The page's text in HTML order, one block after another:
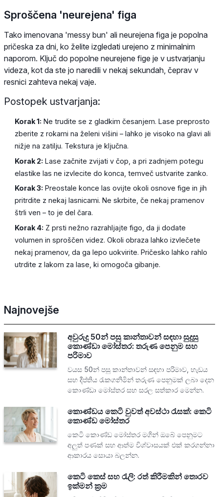
Sproščena 'neurejena' figa
Tako imenovana 'messy bun' ali neurejena figa je popolna
pričeska za dni, ko želite izgledati urejeno z minimalnim
naporom. Ključ do popolne neurejene fige je v ustvarjanju
videza, kot da ste jo naredili v nekaj sekundah, čeprav v
resnici zahteva nekaj vaje.
Postopek ustvarjanja:
Korak 1: Ne trudite se z gladkim česanjem. Lase preprosto
zberite z rokami na želeni višini – lahko je visoko na glavi ali
nižje na zatilju. Tekstura je ključna.
Korak 2: Lase začnite zvijati v čop, a pri zadnjem potegu
elastike las ne izvlecite do konca, temveč ustvarite zanko.
Korak 3: Preostale konce las ovijte okoli osnove fige in jih
pritrdite z nekaj lasnicami. Ne skrbite, če nekaj pramenov
štrli ven – to je del čara.
Korak 4: Z prsti nežno razrahljajte figo, da ji dodate
volumen in sproščen videz. Okoli obraza lahko izvlečete
nekaj pramenov, da ga lepo uokvirite. Pričesko lahko rahlo
utrdite z lakom za lase, ki omogoča gibanje.
Najnovejše
අවුරුදු 50න් පසු කාන්තාවන් සඳහා සුදුසු
කොණ්ඩා මෝස්තර: තරුණ පෙනුම සහ
පරිමාව
වයස 50න් පසු කාන්තාවන් සඳහා පරිමාව, හැඩය
සහ දීප්තිය රැකගනිමින් තරුණ පෙනුමක් ලබා දෙන
කොණ්ඩා මෝස්තර සහ සරල සත්කාර මෙන්න.
කොණ්ඩය කෙටි වුවත් අවස්ථා රැසක්: කෙටි
කොණ්ඩ මෝස්තර
කෙටි කොණ්ඩ මෝස්තර මගින් ඔබේ පෙනුමට
අලුත් පණක් සහ ආත්ම විශ්වාසයක් එක් කරගන්නා
ආකාරය සොයා බලන්න.
කෙටි කෙස් සහ රැලි: රත් කිරීමකින් තොරව
ඉක්මන් ක්‍රම